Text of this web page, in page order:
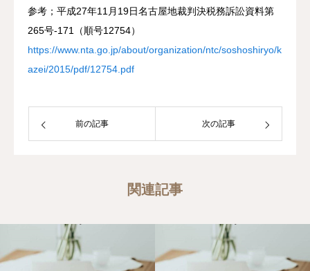
参考；平成27年11月19日名古屋地裁判決税務訴訟資料第
265号‐171（順号12754）
https://www.nta.go.jp/about/organization/ntc/soshoshiryo/k
azei/2015/pdf/12754.pdf
前の記事 次の記事
関連記事